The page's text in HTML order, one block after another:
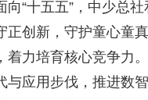
向“十五五”，中少总
正创新，守护童心童
着力培育核心竞争力
与应用步伐，推进数智